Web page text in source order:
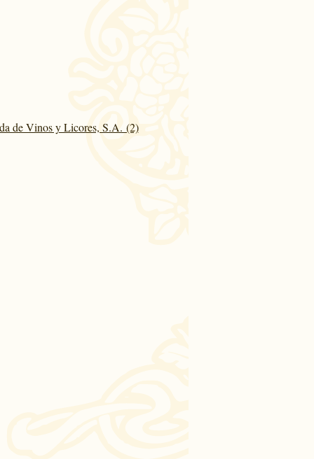
de Vinos y Licores, S.A. (2)